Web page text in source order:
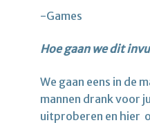
-Games
Hoe gaan we dit
We gaan eens in de
mannen drank voor
uitproberen en hier